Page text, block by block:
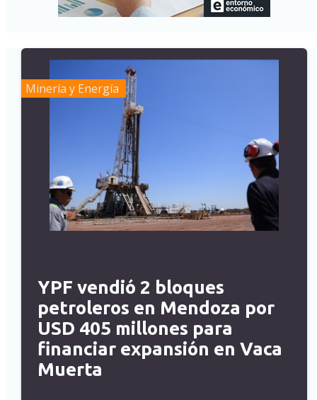
Minería y Energía
YPF vendió 2 bloques
petroleros en Mendoza por
USD 405 millones para
financiar expansión en Vaca
Muerta